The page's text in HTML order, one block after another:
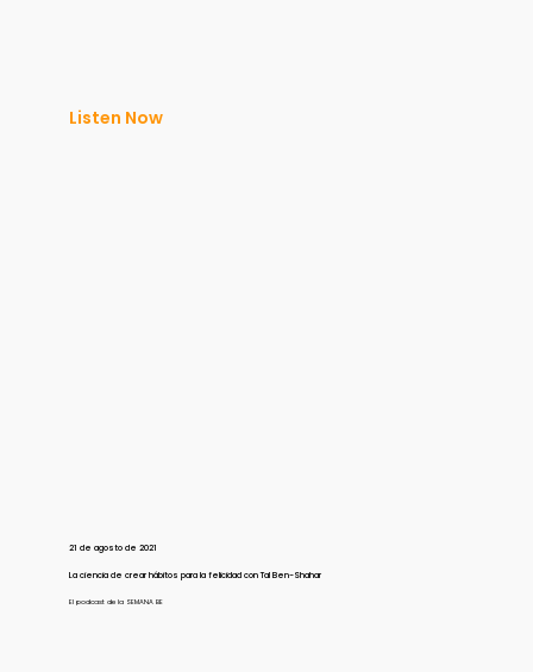
Listen Now
21 de agosto de 2021
La ciencia de crear hábitos para la felicidad con Tal Ben-Shahar
El podcast de la SEMANA BE